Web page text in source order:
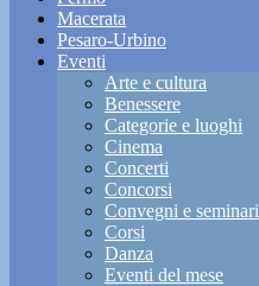
Macerata
Pesaro-Urbino
Eventi
Arte e cultura
Benessere
Categorie e luoghi
Cinema
Concerti
Concorsi
Convegni e seminari
Corsi
Danza
Eventi del mese